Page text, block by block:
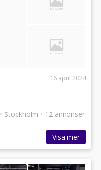
16 april 2024
• Stockholm • 12 annonser
Visa mer